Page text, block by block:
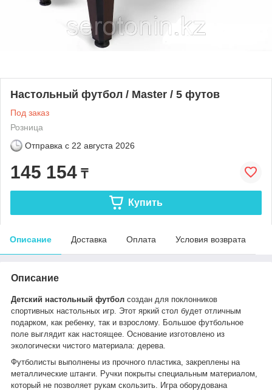
Настольный футбол / Master / 5 футов
Под заказ
Розница
Отправка с 22 августа 2026
145 154 ₸
Купить
Описание Доставка Оплата Условия возврата
Описание
Детский настольный футбол создан для поклонников
спортивных настольных игр. Этот яркий стол будет отличным
подарком, как ребенку, так и взрослому. Большое футбольное
поле выглядит как настоящее. Основание изготовлено из
экологически чистого материала: дерева.
Футболисты выполнены из прочного пластика, закреплены на
металлические штанги. Ручки покрыты специальным материалом,
который не позволяет рукам скользить. Игра оборудована